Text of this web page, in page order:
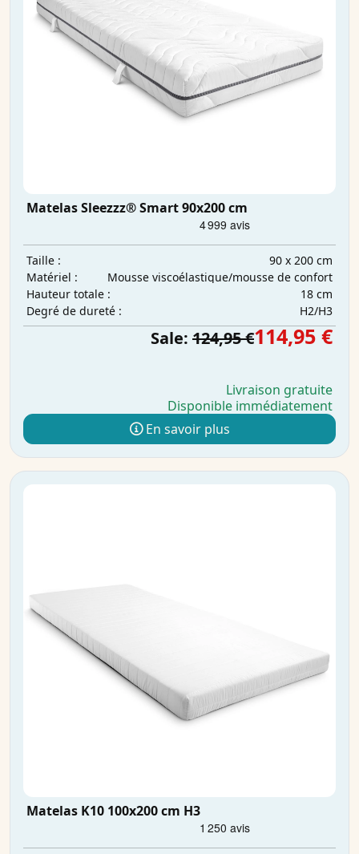
Matelas Sleezzz® Smart 90x200 cm
Taille :
90 x 200 cm
Matériel :
Mousse viscoélastique/mousse de confort
Hauteur totale :
18 cm
Degré de dureté :
H2/H3
Sale: 124,95 €114,95 €
Livraison gratuite
Disponible immédiatement
En savoir plus
Matelas K10 100x200 cm H3